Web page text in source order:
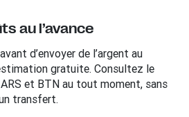
au l’avance
d’envoyer de l’argent au
gratuite. Consultez le
et BTN au tout moment, sans
transfert.